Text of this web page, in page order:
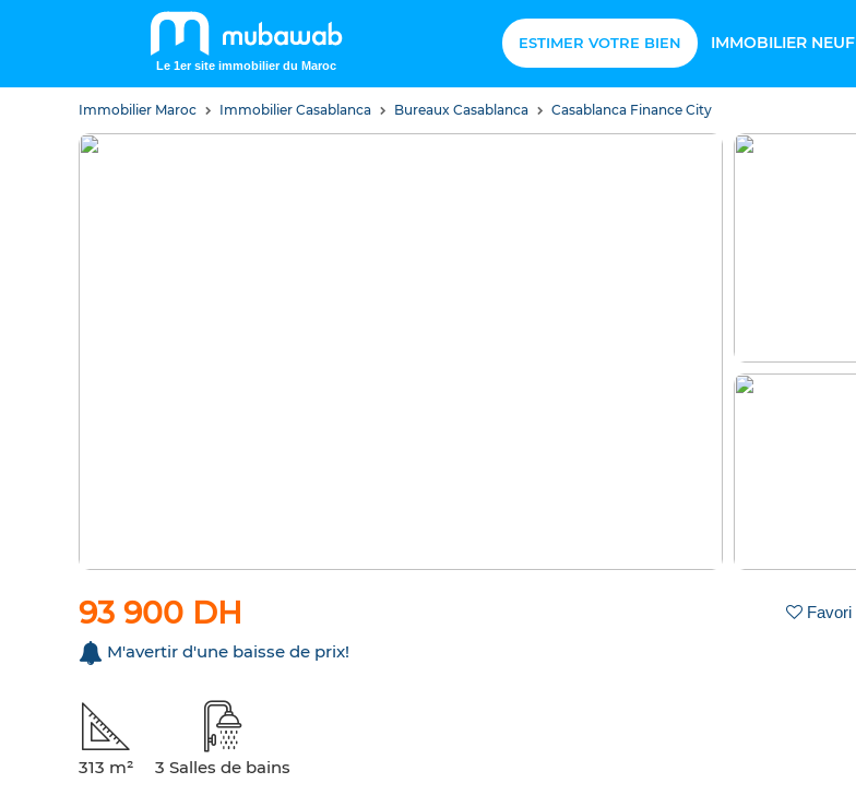
Le 1er site immobilier du Maroc
ESTIMER VOTRE BIEN IMMOBILIER NEUF
Immobilier Maroc Immobilier Casablanca Bureaux Casablanca Casablanca Finance City
93 900 DH Favori
M'avertir d'une baisse de prix!
313 m²
3 Salles de bains